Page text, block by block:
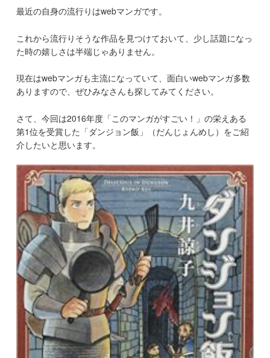
最近の自身の流行りはwebマンガです。
これから流行りそうな作品を見つけておいて、少し話題になっ
た時の嬉しさは半端じゃありません。
現在はwebマンガも主流になっていて、面白いwebマンガ多数
ありますので、ぜひみなさんも探してみてください。
さて、今回は2016年度「このマンガがすごい！」の栄えある
第1位を受賞した「ダンジョン飯」（だんじょんめし）をご紹
介したいと思います。